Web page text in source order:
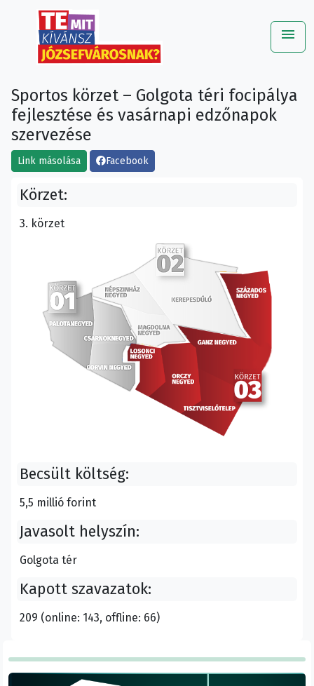
menu
Sportos körzet – Golgota téri focipálya
fejlesztése és vasárnapi edzőnapok
szervezése
Link másolása Facebook
Körzet:
3. körzet
Becsült költség:
5,5 millió forint
Javasolt helyszín:
Golgota tér
Kapott szavazatok:
209 (online: 143, offline: 66)